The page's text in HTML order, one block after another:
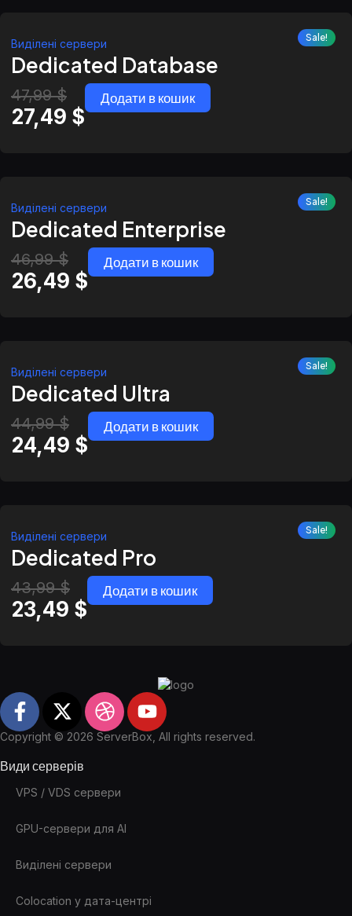
Sale!
Виділені сервери
Dedicated Database
47,99$
27,49 $
Додати в кошик
Sale!
Виділені сервери
Dedicated Enterprise
46,99$
26,49 $
Додати в кошик
Sale!
Виділені сервери
Dedicated Ultra
44,99$
24,49 $
Додати в кошик
Sale!
Виділені сервери
Dedicated Pro
43,99$
23,49 $
Додати в кошик
Copyright © 2026 ServerBox, All rights reserved.
Види серверів
VPS / VDS сервери
GPU-сервери для AI
Виділені сервери
Colocation у дата-центрі